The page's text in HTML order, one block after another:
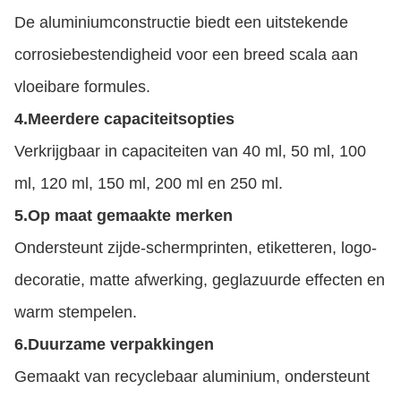
De aluminiumconstructie biedt een uitstekende
corrosiebestendigheid voor een breed scala aan
vloeibare formules.
4.Meerdere capaciteitsopties
Verkrijgbaar in capaciteiten van 40 ml, 50 ml, 100
ml, 120 ml, 150 ml, 200 ml en 250 ml.
5.Op maat gemaakte merken
Ondersteunt zijde-schermprinten, etiketteren, logo-
decoratie, matte afwerking, geglazuurde effecten en
warm stempelen.
6.Duurzame verpakkingen
Gemaakt van recyclebaar aluminium, ondersteunt